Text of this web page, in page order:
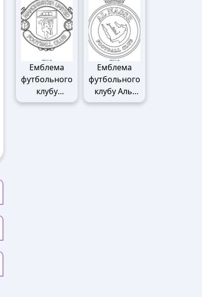
Емблема
футбольного
клубу
Манчестер
Емблема
футбольного
клубу Аль-
Наср